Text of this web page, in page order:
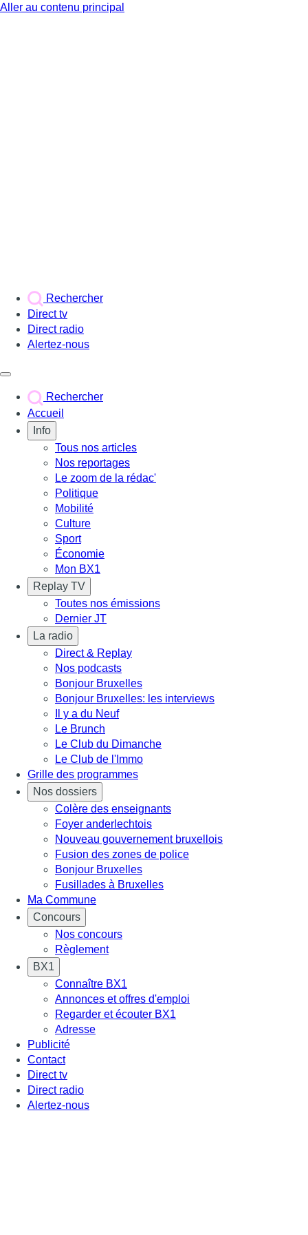
Aller au contenu principal
Rechercher
Direct tv
Direct radio
Alertez-nous
Rechercher
Accueil
Info
Tous nos articles
Nos reportages
Le zoom de la rédac'
Politique
Mobilité
Culture
Sport
Économie
Mon BX1
Replay TV
Toutes nos émissions
Dernier JT
La radio
Direct & Replay
Nos podcasts
Bonjour Bruxelles
Bonjour Bruxelles: les interviews
Il y a du Neuf
Le Brunch
Le Club du Dimanche
Le Club de l'Immo
Grille des programmes
Nos dossiers
Colère des enseignants
Foyer anderlechtois
Nouveau gouvernement bruxellois
Fusion des zones de police
Bonjour Bruxelles
Fusillades à Bruxelles
Ma Commune
Concours
Nos concours
Règlement
BX1
Connaître BX1
Annonces et offres d'emploi
Regarder et écouter BX1
Adresse
Publicité
Contact
Direct tv
Direct radio
Alertez-nous